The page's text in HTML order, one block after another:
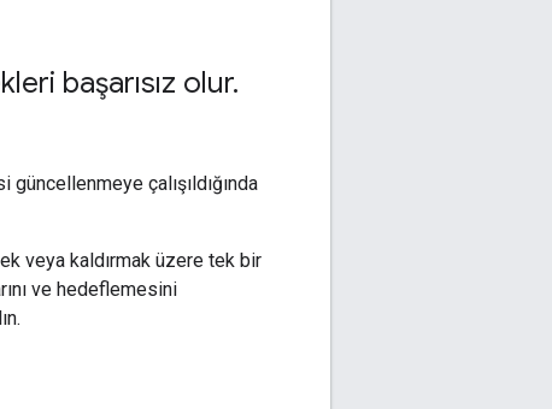
başarısız olur.
çalışıldığında
veya kaldırmak üzere tek bir
ve hedeflemesini